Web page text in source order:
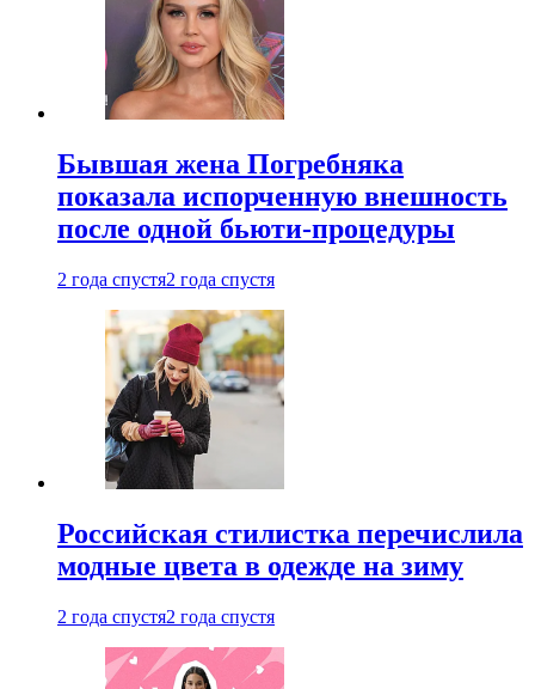
Бывшая жена Погребняка
показала испорченную внешность
после одной бьюти-процедуры
2 года спустя2 года спустя
Российская стилистка перечислила
модные цвета в одежде на зиму
2 года спустя2 года спустя